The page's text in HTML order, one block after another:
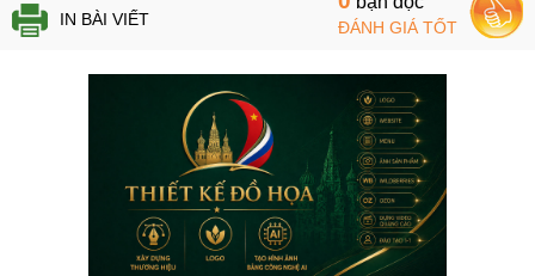
IN BÀI VIẾT ĐÁNH GIÁ TỐT